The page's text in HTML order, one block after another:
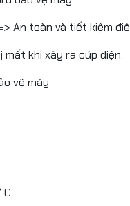
An toàn và tiết kiệm
mất khi xãy ra cúp điện.
vệ máy
C